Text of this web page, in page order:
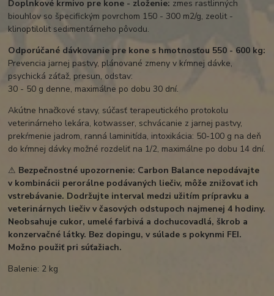
Doplnkové krmivo pre kone - zloženie: zmes rastlinných
biouhlov so špecifickým povrchom 150 - 300 m2/g, zeolit ​​-
klinoptilolit sedimentárneho pôvodu.
Odporúčané dávkovanie pre kone s hmotnosťou 550 - 600 kg:
Prevencia jarnej pastvy, plánované zmeny v kŕmnej dávke,
psychická záťaž, presun, odstav:
30 - 50 g denne, maximálne po dobu 30 dní.
Akútne hnačkové stavy, súčasť terapeutického protokolu
veterinárneho lekára, kotwasser, schvácanie z jarnej pastvy,
prekŕmenie jadrom, ranná laminitída, intoxikácia: 50-100 g na deň
do kŕmnej dávky možné rozdeliť na 1/2, maximálne po dobu 14 dní.
⚠ Bezpečnostné upozornenie: Carbon Balance nepodávajte
v kombinácii perorálne podávaných liečiv, môže znižovať ich
vstrebávanie. Dodržujte interval medzi užitím prípravku a
veterinárnych liečiv v časových odstupoch najmenej 4 hodiny.
Neobsahuje cukor, umelé farbivá a dochucovadlá, škrob a
konzervačné látky. Bez dopingu, v súlade s pokynmi FEI.
Možno použiť pri súťažiach.
Balenie: 2 kg